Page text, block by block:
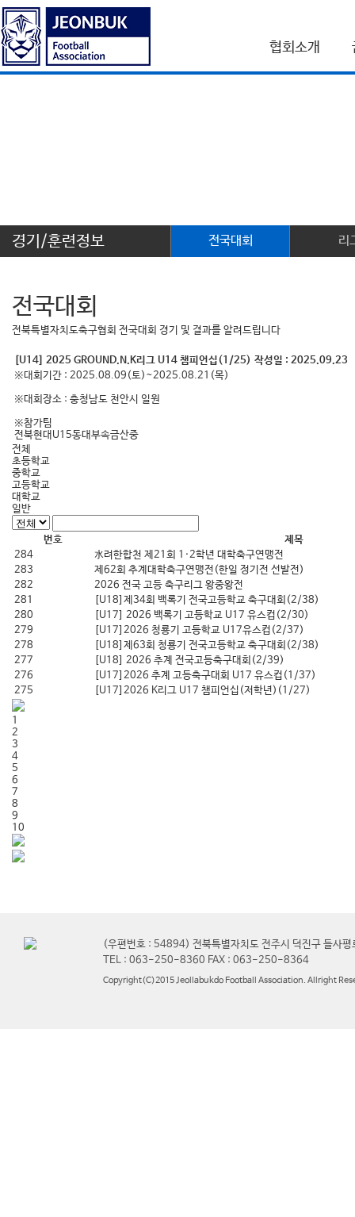
협회소개
경기/훈련정보 전국대회 리
전국대회
전북특별자치도축구협회 전국대회 경기 및 결과를 알려드립니다
[U14] 2025 GROUND.N.K리그 U14 챔피언십(1/25) 작성일 : 2025.09.23
※대회기간 : 2025.08.09(토)~2025.08.21(목)
※대회장소 : 충청남도 천안시 일원
※참가팀
전북현대U15동대부속금산중
전체
초등학교
중학교
고등학교
대학교
일반
번호
제목
284
水려한합천 제21회 1·2학년 대학축구연맹전
283
제62회 추계대학축구연맹전(한일 정기전 선발전)
282
2026 전국 고등 축구리그 왕중왕전
281
[U18]제34회 백록기 전국고등학교 축구대회(2/38)
280
[U17] 2026 백록기 고등학교 U17 유스컵(2/30)
279
[U17]2026 청룡기 고등학교 U17유스컵(2/37)
278
[U18]제63회 청룡기 전국고등학교 축구대회(2/38)
277
[U18] 2026 추계 전국고등축구대회(2/39)
276
[U17]2026 추계 고등축구대회 U17 유스컵(1/37)
275
[U17]2026 K리그 U17 챔피언십(저학년)(1/27)
1
2
3
4
5
6
7
8
9
10
(우편번호 : 54894) 전북특별자치도 전주시 덕진구 들사
TEL : 063-250-8360 FAX : 063-250-8364
Copyright(C)2015 Jeollabukdo Football Association. Allright